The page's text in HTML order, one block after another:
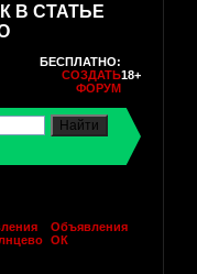
В СТАТЬЕ
БЕСПЛАТНО:
СОЗДАТЬ
ФОРУМ
18+
Объявления
ОК